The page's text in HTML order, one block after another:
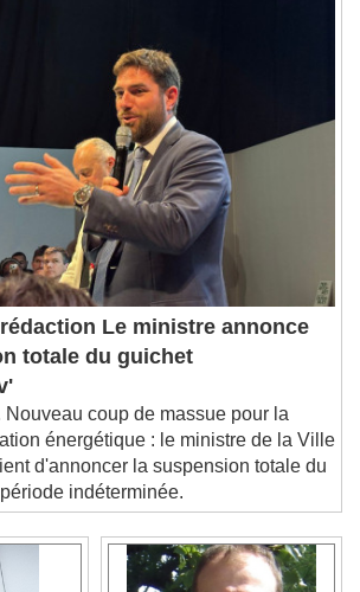
Le ministre annonce
totale du guichet
coup de massue pour la
énergétique : le ministre de la Ville
d'annoncer la suspension totale du
indéterminée.